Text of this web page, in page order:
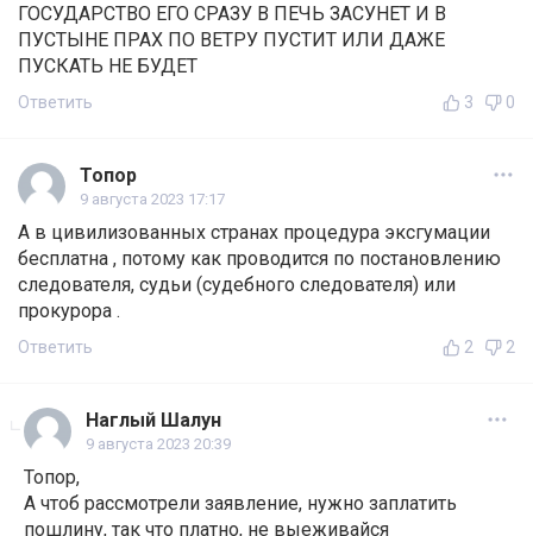
ГОСУДАРСТВО ЕГО СРАЗУ В ПЕЧЬ ЗАСУНЕТ И В
ПУСТЫНЕ ПРАХ ПО ВЕТРУ ПУСТИТ ИЛИ ДАЖЕ
ПУСКАТЬ НЕ БУДЕТ
Ответить 3 0
Топор
9 августа 2023 17:17
А в цивилизованных странах процедура эксгумации
бесплатна , потому как проводится по постановлению
следователя, судьи (судебного следователя) или
прокурора .
Ответить 2 2
Наглый Шалун
9 августа 2023 20:39
Топор,
А чтоб рассмотрели заявление, нужно заплатить
пошлину, так что платно, не выеживайся